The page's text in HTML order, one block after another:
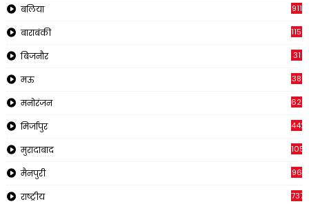
बलिया 911
बाराबंकी 1150
बिजनौर 31
मऊ 38
मनोरंजन 622
मिर्जापुर 442
मुरादाबाद 1057
मैनपुरी 96
राष्ट्रीय 7376